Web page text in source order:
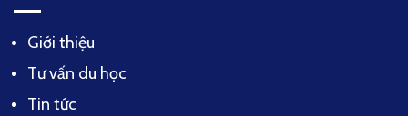
Giới thiệu
Tư vấn du học
Tin tức